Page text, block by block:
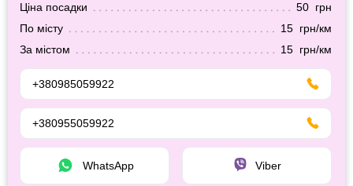
Ціна посадки
50 грн
По місту
15 грн/км
За містом
15 грн/км
+380985059922
+380955059922
WhatsApp Viber